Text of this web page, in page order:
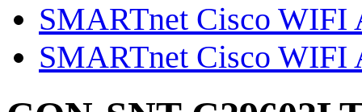
SMARTnet Cisco WIFI
SMARTnet Cisco WIFI